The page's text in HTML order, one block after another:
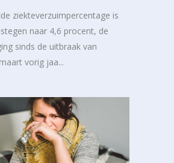
ziekteverzuimpercentage is
naar 4,6 procent, de
sinds de uitbraak van
vorig jaa...